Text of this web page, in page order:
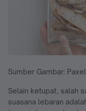
Sumber Gambar:
Selain ketupat, salah
suasana lebaran